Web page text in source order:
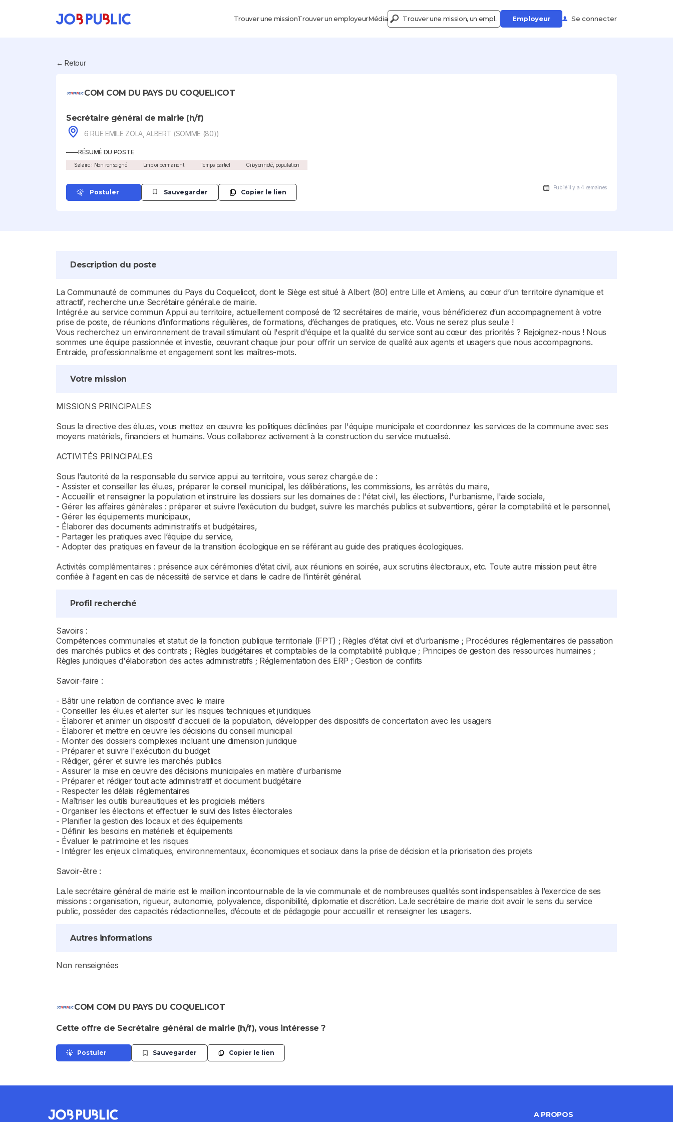
Trouver une missionTrouver un employeurMédia Trouver une mission, un empl.. Employeur Se connecter
← Retour
COM COM DU PAYS DU COQUELICOT
Secrétaire général de mairie (h/f)
6 RUE EMILE ZOLA, ALBERT (SOMME (80))
RÉSUMÉ DU POSTE
Salaire : Non renseigné Emploi permanent Temps partiel Citoyenneté, population
Postuler Sauvegarder Copier le lien
Publié il y a 4 semaines
Description du poste
La Communauté de communes du Pays du Coquelicot, dont le Siège est situé à Albert (80) entre Lille et Amiens, au cœur d’un territoire dynamique et
attractif, recherche un.e Secrétaire général.e de mairie.
Intégré.e au service commun Appui au territoire, actuellement composé de 12 secrétaires de mairie, vous bénéficierez d’un accompagnement à votre
prise de poste, de réunions d’informations régulières, de formations, d’échanges de pratiques, etc. Vous ne serez plus seul.e !
Vous recherchez un environnement de travail stimulant où l'esprit d'équipe et la qualité du service sont au cœur des priorités ? Rejoignez-nous ! Nous
sommes une équipe passionnée et investie, œuvrant chaque jour pour offrir un service de qualité aux agents et usagers que nous accompagnons.
Entraide, professionnalisme et engagement sont les maîtres-mots.
Votre mission
MISSIONS PRINCIPALES
Sous la directive des élu.es, vous mettez en œuvre les politiques déclinées par l'équipe municipale et coordonnez les services de la commune avec ses
moyens matériels, financiers et humains. Vous collaborez activement à la construction du service mutualisé.
ACTIVITÉS PRINCIPALES
Sous l’autorité de la responsable du service appui au territoire, vous serez chargé.e de :
- Assister et conseiller les élu.es, préparer le conseil municipal, les délibérations, les commissions, les arrêtés du maire,
- Accueillir et renseigner la population et instruire les dossiers sur les domaines de : l'état civil, les élections, l'urbanisme, l'aide sociale,
- Gérer les affaires générales : préparer et suivre l’exécution du budget, suivre les marchés publics et subventions, gérer la comptabilité et le personnel,
- Gérer les équipements municipaux,
- Élaborer des documents administratifs et budgétaires,
- Partager les pratiques avec l’équipe du service,
- Adopter des pratiques en faveur de la transition écologique en se référant au guide des pratiques écologiques.
Activités complémentaires : présence aux cérémonies d’état civil, aux réunions en soirée, aux scrutins électoraux, etc. Toute autre mission peut être
confiée à l'agent en cas de nécessité de service et dans le cadre de l'intérêt général.
Profil recherché
Savoirs :
Compétences communales et statut de la fonction publique territoriale (FPT) ; Règles d’état civil et d’urbanisme ; Procédures réglementaires de passation
des marchés publics et des contrats ; Règles budgétaires et comptables de la comptabilité publique ; Principes de gestion des ressources humaines ;
Règles juridiques d'élaboration des actes administratifs ; Réglementation des ERP ; Gestion de conflits
Savoir-faire :
- Bâtir une relation de confiance avec le maire
- Conseiller les élu.es et alerter sur les risques techniques et juridiques
- Élaborer et animer un dispositif d'accueil de la population, développer des dispositifs de concertation avec les usagers
- Élaborer et mettre en œuvre les décisions du conseil municipal
- Monter des dossiers complexes incluant une dimension juridique
- Préparer et suivre l'exécution du budget
- Rédiger, gérer et suivre les marchés publics
- Assurer la mise en œuvre des décisions municipales en matière d'urbanisme
- Préparer et rédiger tout acte administratif et document budgétaire
- Respecter les délais réglementaires
- Maîtriser les outils bureautiques et les progiciels métiers
- Organiser les élections et effectuer le suivi des listes électorales
- Planifier la gestion des locaux et des équipements
- Définir les besoins en matériels et équipements
- Évaluer le patrimoine et les risques
- Intégrer les enjeux climatiques, environnementaux, économiques et sociaux dans la prise de décision et la priorisation des projets
Savoir-être :
La.le secrétaire général de mairie est le maillon incontournable de la vie communale et de nombreuses qualités sont indispensables à l’exercice de ses
missions : organisation, rigueur, autonomie, polyvalence, disponibilité, diplomatie et discrétion. La.le secrétaire de mairie doit avoir le sens du service
public, posséder des capacités rédactionnelles, d’écoute et de pédagogie pour accueillir et renseigner les usagers.
Autres informations
Non renseignées
COM COM DU PAYS DU COQUELICOT
Cette offre de Secrétaire général de mairie (h/f), vous intéresse ?
Postuler Sauvegarder Copier le lien
A PROPOS